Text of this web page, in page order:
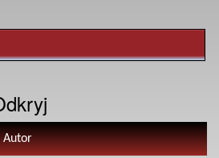
Autor